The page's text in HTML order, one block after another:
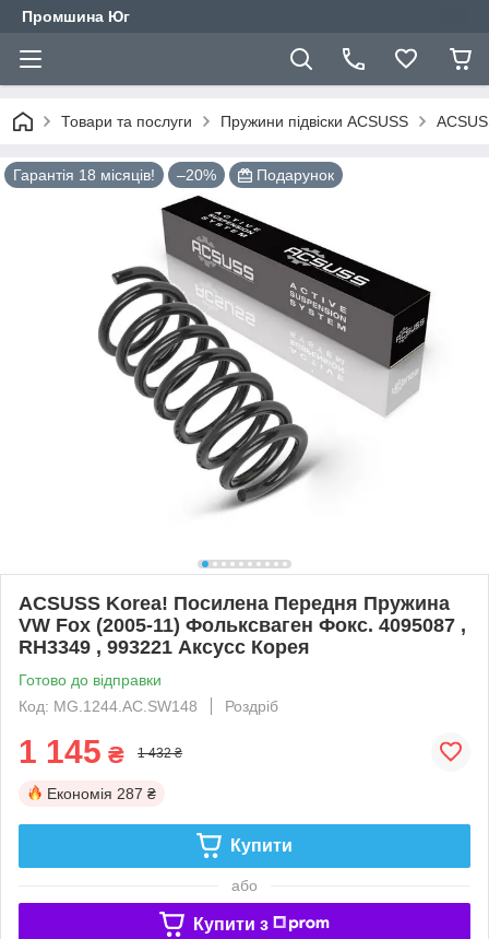
Промшина Юг
Товари та послуги Пружини підвіски ACSUSS
Гарантія 18 місяців! –20% Подарунок
ACSUSS Korea! Посилена Передня Пружина
VW Fox (2005-11) Фольксваген Фокс. 4095087 ,
RH3349 , 993221 Аксусс Корея
Готово до відправки
Код: MG.1244.АС.SW148
Роздріб
1 145 ₴ 1 432 ₴
Економія 287 ₴
Купити
або
Купити з